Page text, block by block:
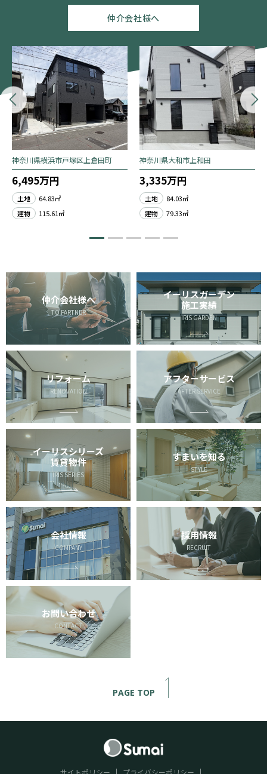
仲介会社様へ
神奈川県横浜市戸塚区上倉田町
6,495万円
土地
64.83㎡
建物
115.61㎡
神奈川県大和市上和田
3,335万円
土地
84.03㎡
建物
79.33㎡
仲介会社様へ
TO PARTNER
イーリスガーデン
施工実績
IRIS GARDEN
リフォーム
RENOVATION
アフターサービス
AFTER SERVICE
イーリスシリーズ
賃貸物件
IRIS SERIES
すまいを知る
STYLE
会社情報
COMPANY
採用情報
RECRUIT
お問い合わせ
CONTACT
PAGE TOP